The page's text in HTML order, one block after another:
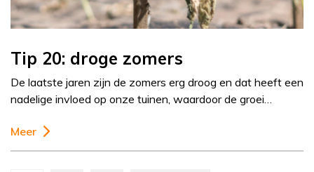
Tip 20: droge zomers
De laatste jaren zijn de zomers erg droog en dat heeft een
nadelige invloed op onze tuinen, waardoor de groei…
Meer